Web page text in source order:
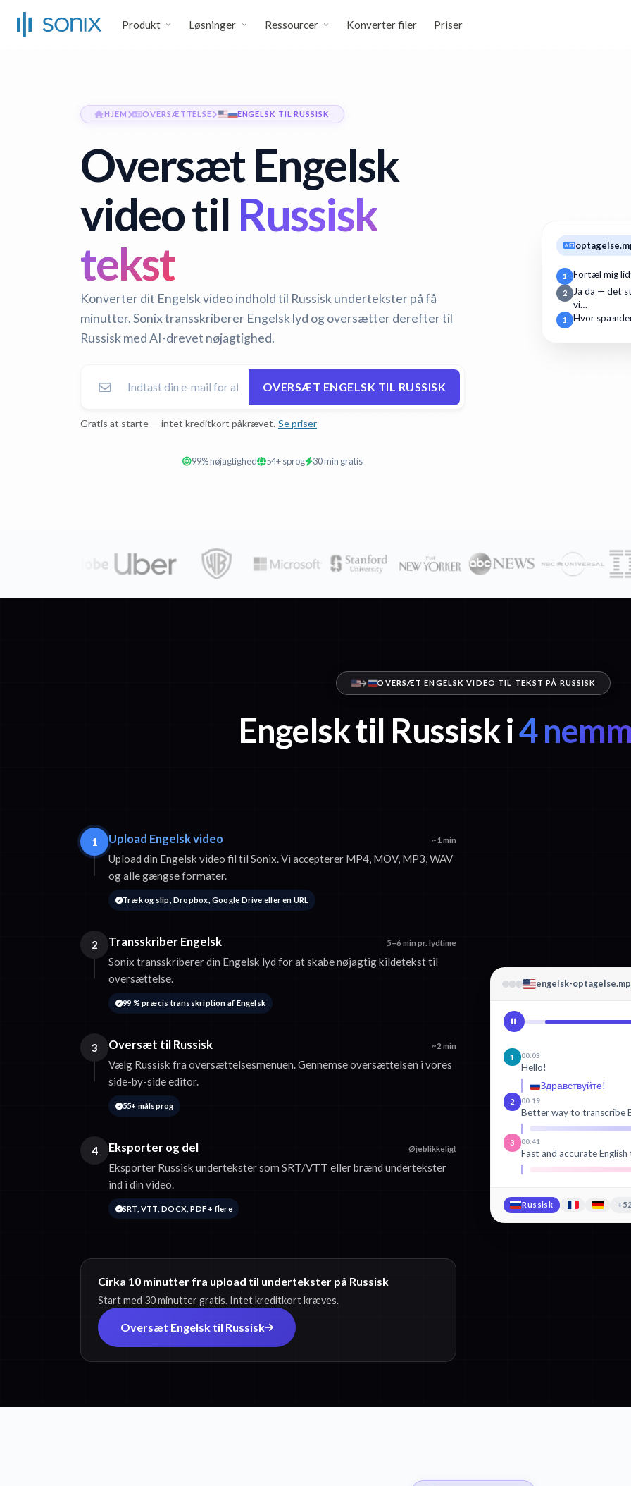
Produkt Løsninger Ressourcer Konverter filer Priser
HJEM OVERSÆTTELSE ENGELSK TIL RUSSISK
Oversæt Engelsk
video til Russisk
tekst
Konverter dit Engelsk video indhold til Russisk undertekster på få
minutter. Sonix transskriberer Engelsk lyd og oversætter derefter til
Russisk med AI-drevet nøjagtighed.
OVERSÆT ENGELSK TIL RUSSISK
Gratis at starte — intet kreditkort påkrævet. Se priser
99% nøjagtighed 54+ sprog 30 min gratis
1 Fortæl mig
2
Ja da — det
vi…
1 Hvor
OVERSÆT ENGELSK VIDEO TIL TEKST PÅ RUSSISK
Engelsk til Russisk i4
1 Upload Engelsk video ~1 min
Upload din Engelsk video fil til Sonix. Vi accepterer MP4, MOV, MP3, WAV
og alle gængse formater.
Træk og slip, Dropbox, Google Drive eller en URL
2 Transskriber Engelsk 5–6 min pr. lydtime
Sonix transskriberer din Engelsk lyd for at skabe nøjagtig kildetekst til
oversættelse.
99 % præcis transskription af Engelsk
3 Oversæt til Russisk ~2 min
Vælg Russisk fra oversættelsesmenuen. Gennemse oversættelsen i vores
side-by-side editor.
55+ målsprog
4 Eksporter og del Øjeblikkeligt
Eksporter Russisk undertekster som SRT/VTT eller brænd undertekster
ind i din video.
SRT, VTT, DOCX, PDF + flere
Cirka 10 minutter fra upload til undertekster på Russisk
Start med 30 minutter gratis. Intet kreditkort kræves.
Oversæt Engelsk til Russisk
engelsk-
1 00:03
Hello!
Здравствуйте!
2 00:19
Better way to transcribe
3 00:41
Fast and accurate
Russisk